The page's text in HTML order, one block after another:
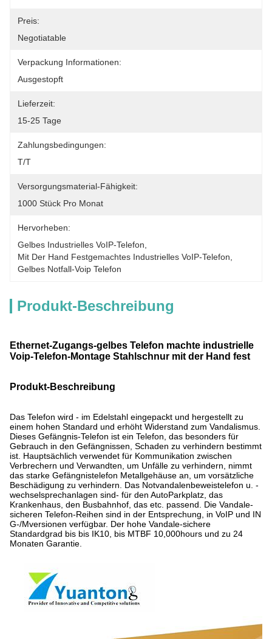
Preis:
Negotiatable
Verpackung Informationen:
Ausgestopft
Lieferzeit:
15-25 Tage
Zahlungsbedingungen:
T/T
Versorgungsmaterial-Fähigkeit:
1000 Stück Pro Monat
Hervorheben:
Gelbes Industrielles VoIP-Telefon
Mit Der Hand Festgemachtes Industrielles VoIP-Telefon
Gelbes Notfall-Voip Telefon
Produkt-Beschreibung
Ethernet-Zugangs-gelbes Telefon machte industrielle
Voip-Telefon-Montage Stahlschnur mit der Hand fest
Produkt-Beschreibung
Das Telefon wird - im Edelstahl eingepackt und hergestellt zu
einem hohen Standard und erhöht Widerstand zum Vandalismus.
Dieses Gefängnis-Telefon ist ein Telefon, das besonders für
Gebrauch in den Gefängnissen, Schaden zu verhindern bestimmt
ist. Hauptsächlich verwendet für Kommunikation zwischen
Verbrechern und Verwandten, um Unfälle zu verhindern, nimmt
das starke Gefängnistelefon Metallgehäuse an, um vorsätzliche
Beschädigung zu verhindern. Das Notvandalenbeweistelefon u. -
wechselsprechanlagen sind- für den AutoParkplatz, das
Krankenhaus, den Busbahnhof, das etc. passend. Die Vandale-
sicheren Telefon-Reihen sind in der Entsprechung, in VoIP und IN
G-/Mversionen verfügbar. Der hohe Vandale-sichere
Standardgrad bis bis IK10, bis MTBF 10,000hours und zu 24
Monaten Garantie.